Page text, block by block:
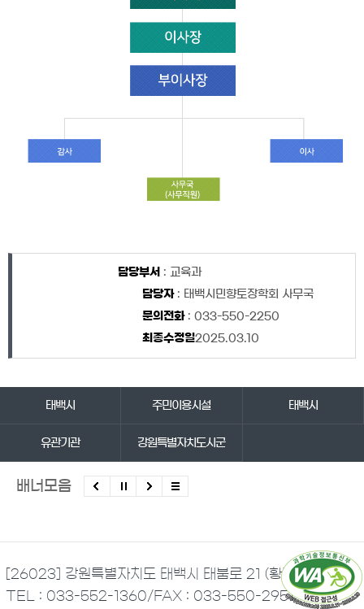
담당자 정보
담당부서 : 교육과
담당자: 태백시민향토장학회 사무국
문의전화: 033-550-2250
최종수정일2025.03.10
태백시 주민이용시설 태백시
유관기관 강원특별자치도시군
배너모음
[26023] 강원특별자치도 태백시 태붐로 21 (황지동)
TEL : 033-552-1360/FAX : 033-550-2951